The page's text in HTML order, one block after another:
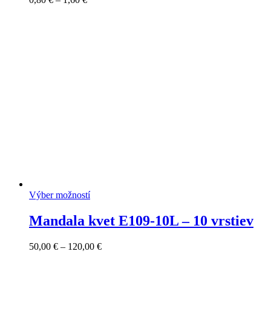
Výber možností
Mandala kvet E109-10L – 10 vrstiev
50,00 € – 120,00 €Price